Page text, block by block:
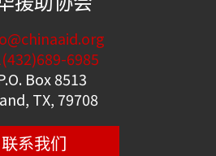
6985
Box 8513
TX, 79708
联系我们